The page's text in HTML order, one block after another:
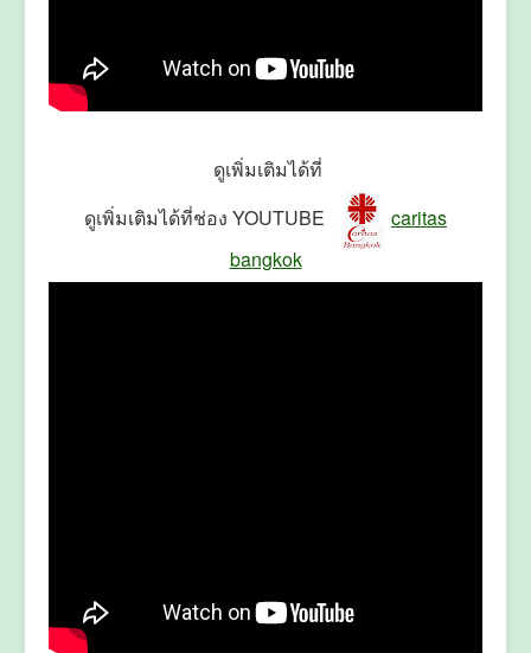
ดูเพิ่มเติมได้ที่
ดูเพิ่มเติมได้ที่ช่อง YOUTUBE
caritas
bangkok